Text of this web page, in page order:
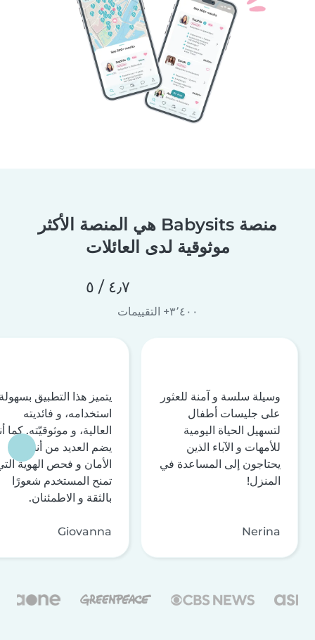
منصة Babysits هي المنصة الأكثر
موثوقية لدى العائلات
٤٫٧ / ٥
٣٬٤٠٠+ التقييمات
وسيلة سلسة و آمنة للعثور
على جليسات أطفال
لتسهيل الحياة اليومية
للأمهات و الآباء الذين
يحتاجون إلى المساعدة في
المنزل!
Nerina
يتميز هذا التطبيق
استخدامه، و فائديته
العالية، و موثوقيّته. كما
يضم العديد من أنظمة
الأمان و فحص الهوية
تمنح المستخدم شعورًا
بالثقة و الاطمئنان.
Giovanna